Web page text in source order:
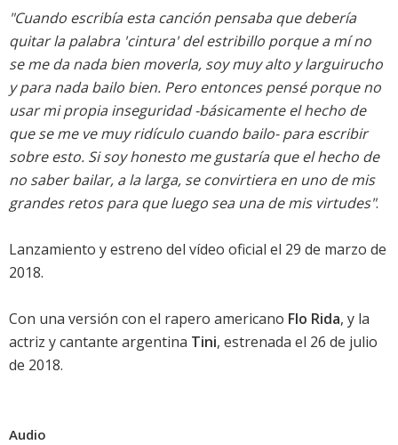
"Cuando escribía esta canción pensaba que debería
quitar la palabra 'cintura' del estribillo porque a mí no
se me da nada bien moverla, soy muy alto y larguirucho
y para nada bailo bien. Pero entonces pensé porque no
usar mi propia inseguridad -básicamente el hecho de
que se me ve muy ridículo cuando bailo- para escribir
sobre esto. Si soy honesto me gustaría que el hecho de
no saber bailar, a la larga, se convirtiera en uno de mis
grandes retos para que luego sea una de mis virtudes".
Lanzamiento y estreno del vídeo oficial el 29 de marzo de
2018.
Con una versión con el rapero americano Flo Rida, y la
actriz y cantante argentina Tini, estrenada el 26 de julio
de 2018.
Audio